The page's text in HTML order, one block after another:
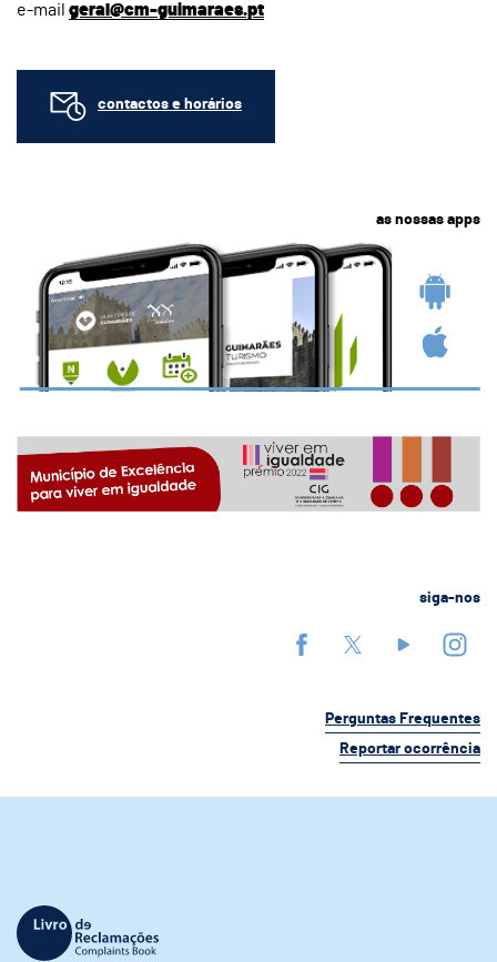
e-mail geral@cm-guimaraes.pt
contactos e horários
as nossas apps
siga-nos
Perguntas Frequentes
Reportar ocorrência